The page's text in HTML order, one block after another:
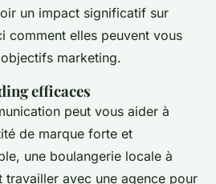
un impact significatif sur
comment elles peuvent vous
marketing.
efficaces
peut vous aider à
de marque forte et
une boulangerie locale à
travailler avec une agence pour